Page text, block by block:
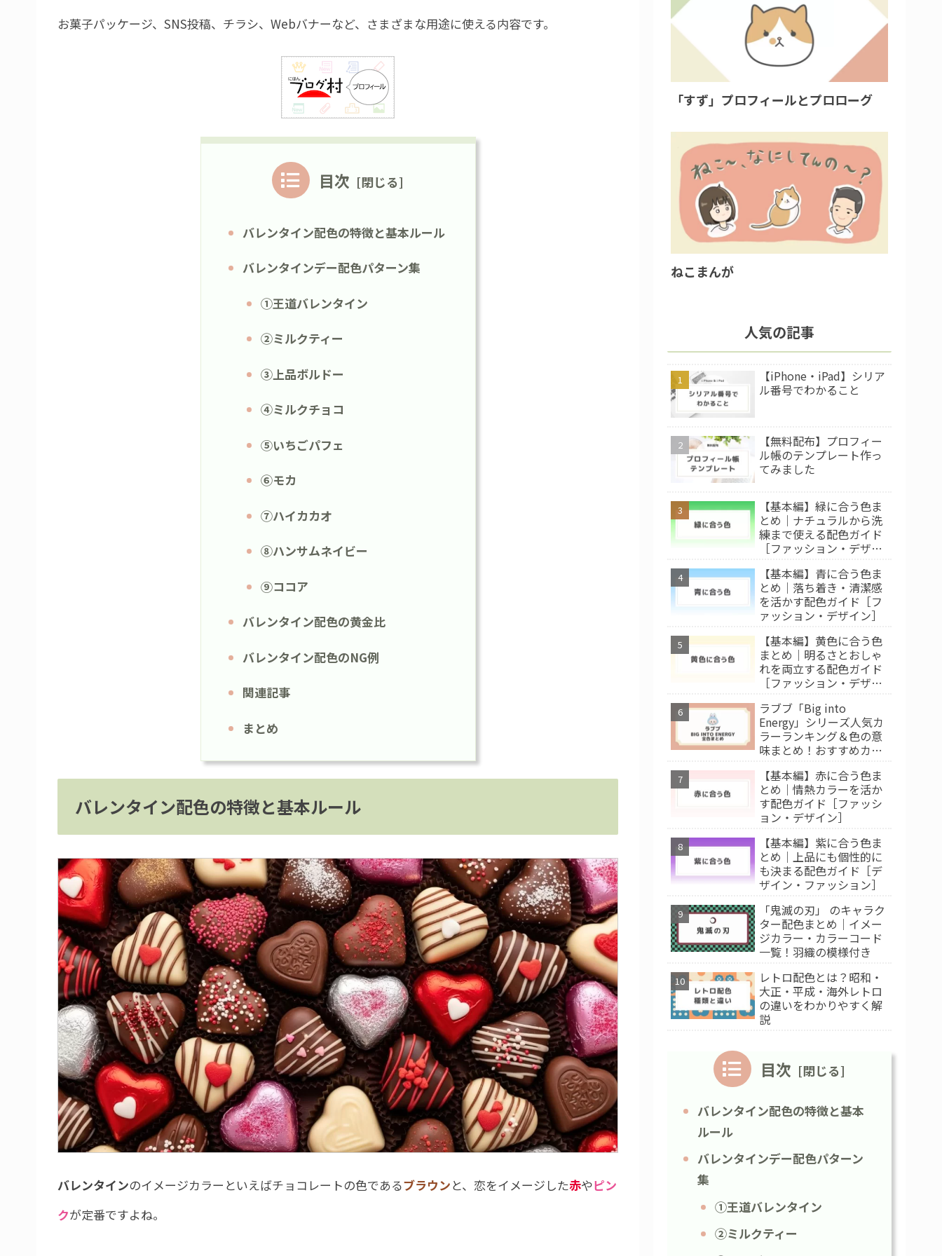
お菓子パッケージ、SNS投稿、チラシ、Webバナーなど、さまざまな用途に使える内容です。
目次
バレンタイン配色の特徴と基本ルール
バレンタインデー配色パターン集
①王道バレンタイン
②ミルクティー
③上品ボルドー
④ミルクチョコ
⑤いちごパフェ
⑥モカ
⑦ハイカカオ
⑧ハンサムネイビー
⑨ココア
バレンタイン配色の黄金比
バレンタイン配色のNG例
関連記事
まとめ
バレンタイン配色の特徴と基本ルール
バレンタインのイメージカラーといえばチョコレートの色であるブラウンと、恋をイメージした赤やピン
クが定番ですよね。
「すず」プロフィールとプロローグ
ねこまんが
人気の記事
【iPhone・iPad】シリア
ル番号でわかること
【無料配布】プロフィー
ル帳のテンプレート作っ
てみました
【基本編】緑に合う色ま
とめ｜ナチュラルから洗
練まで使える配色ガイド
［ファッション・デザイ
【基本編】青に合う色ま
とめ｜落ち着き・清潔感
を活かす配色ガイド［フ
ァッション・デザイン］
【基本編】黄色に合う色
まとめ｜明るさとおしゃ
れを両立する配色ガイド
［ファッション・デザイ
ラブブ「Big into
Energy」シリーズ人気カ
ラーランキング＆色の意
味まとめ！おすすめカラ
【基本編】赤に合う色ま
とめ｜情熱カラーを活か
す配色ガイド［ファッシ
ョン・デザイン］
【基本編】紫に合う色ま
とめ｜上品にも個性的に
も決まる配色ガイド［デ
ザイン・ファッション］
「鬼滅の刃」 のキャラク
ター配色まとめ｜イメー
ジカラー・カラーコード
一覧！羽織の模様付き
レトロ配色とは？昭和・
大正・平成・海外レトロ
の違いをわかりやすく解
説
目次
バレンタイン配色の特徴と基本
ルール
バレンタインデー配色パターン
集
①王道バレンタイン
②ミルクティー